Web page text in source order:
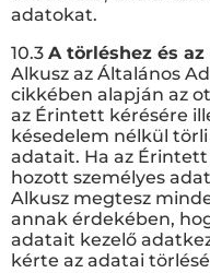
adatokat.
10.3 A törléshez és
Alkusz az Általános
cikkében alapján az
az Érintett kérésére
késedelem nélkül
adatait. Ha az Érintett
hozott személyes
Alkusz megtesz
annak érdekében,
adatait kezelő
kérte az adatai